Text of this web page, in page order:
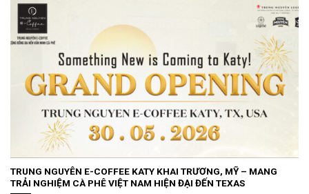
TRUNG NGUYÊN E-COFFEE KATY KHAI TRƯƠNG, MỸ – MANG
TRẢI NGHIỆM CÀ PHÊ VIỆT NAM HIỆN ĐẠI ĐẾN TEXAS